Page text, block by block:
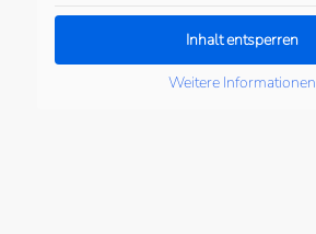
Inhalt entsperren
Weitere Informationen